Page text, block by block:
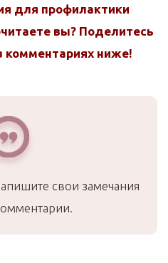
для профилактики
вы? Поделитесь
комментариях ниже!
свои замечания